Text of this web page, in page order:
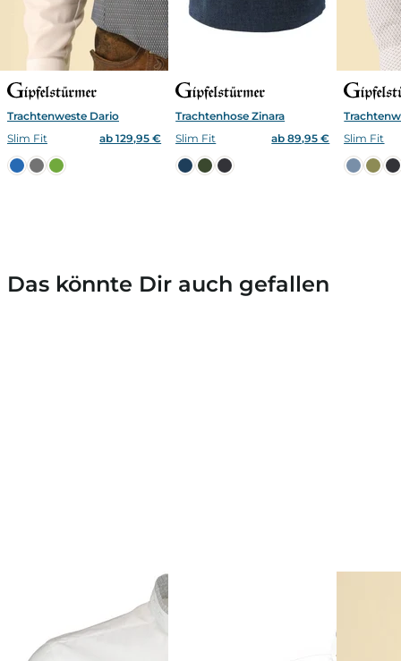
Trachtenweste Dario
Slim Fit
ab 129,95 €
Trachtenhose Zinara
Slim Fit
ab 89,95 €
Slim Fit
Das könnte Dir auch gefallen